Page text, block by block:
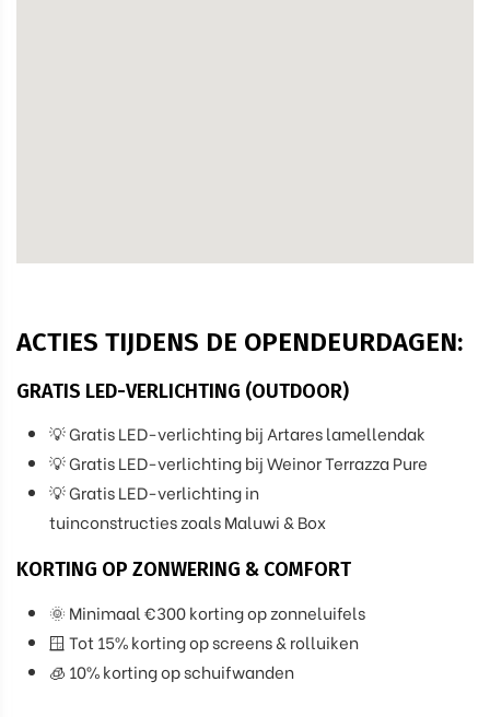
ACTIES TIJDENS DE OPENDEURDAGEN:
GRATIS LED-VERLICHTING (OUTDOOR)
💡 Gratis LED-verlichting bij Artares lamellendak
💡 Gratis LED-verlichting bij Weinor Terrazza Pure
💡 Gratis LED-verlichting in
tuinconstructies zoals Maluwi & Box
KORTING OP ZONWERING & COMFORT
🌞 Minimaal €300 korting op zonneluifels
🪟 Tot 15% korting op screens & rolluiken
🧊 10% korting op schuifwanden